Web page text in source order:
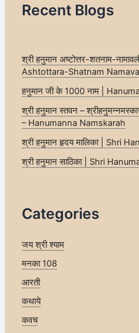
Recent Blogs
श्री हनुमान अष्टोत्तर-शतनाम-
Ashtottara-Shatnam
हनुमान जी के 1000 नाम |
श्री हनुमान स्तवन –
– Hanumanna Namskarah
श्री हनुमान हृदय मालिका | Shri
श्री हनुमान साठिका | Shri
Categories
जय श्री श्याम
मनका 108
आरती
कथाये
कवच